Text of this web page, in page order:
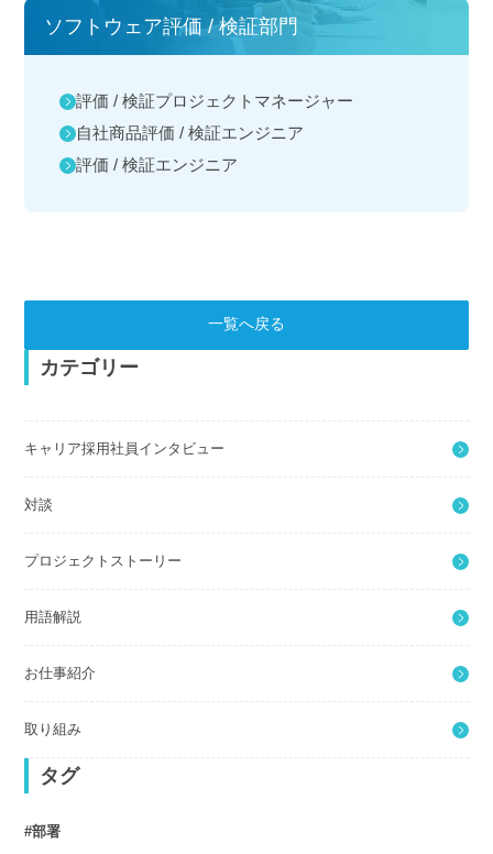
ソフトウェア評価 / 検証部門
評価 / 検証プロジェクトマネージャー
自社商品評価 / 検証エンジニア
評価 / 検証エンジニア
一覧へ戻る
カテゴリー
キャリア採用社員インタビュー
対談
プロジェクトストーリー
用語解説
お仕事紹介
取り組み
タグ
部署